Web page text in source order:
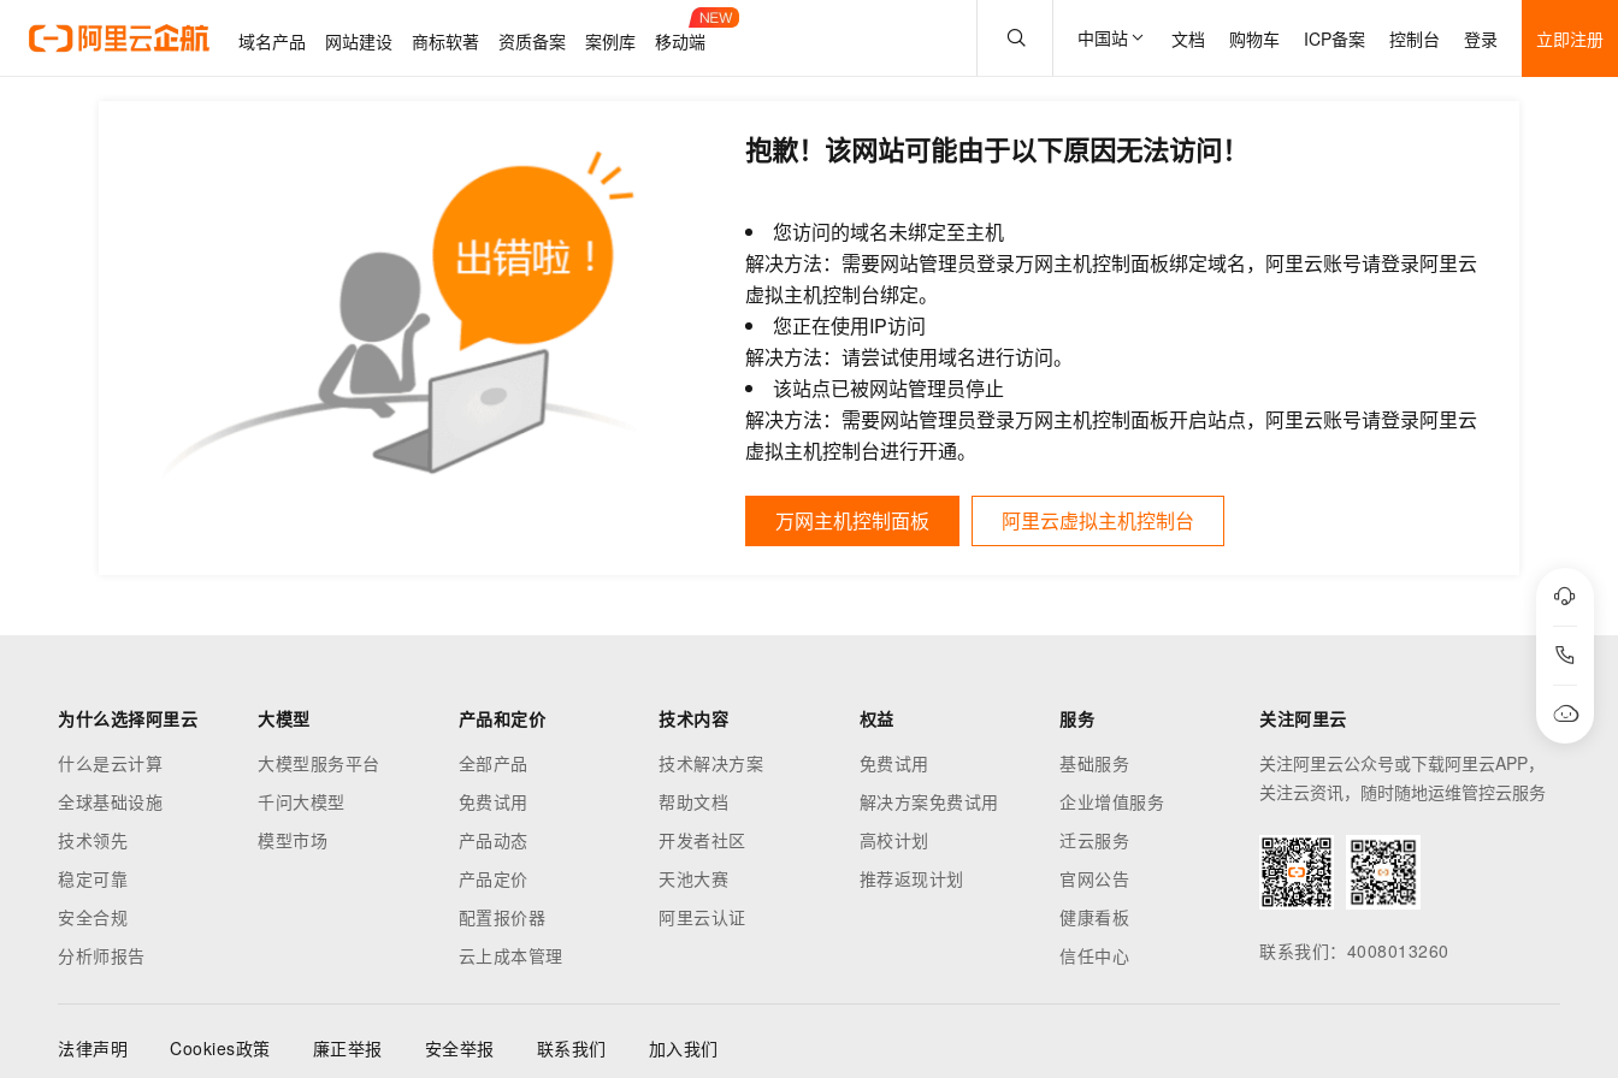
域名产品 网站建设 商标软著 资质备案 案例库 移动端 中国站 文档 购物车 ICP备案 控制台 登录 立即注册
抱歉！该网站可能由于以下原因无法访问！
您访问的域名未绑定至主机
解决方法：需要网站管理员登录万网主机控制面板绑定域名，阿里云账号请登录阿里云
虚拟主机控制台绑定。
您正在使用IP访问
解决方法：请尝试使用域名进行访问。
该站点已被网站管理员停止
解决方法：需要网站管理员登录万网主机控制面板开启站点，阿里云账号请登录阿里云
虚拟主机控制台进行开通。
万网主机控制面板 阿里云虚拟主机控制台